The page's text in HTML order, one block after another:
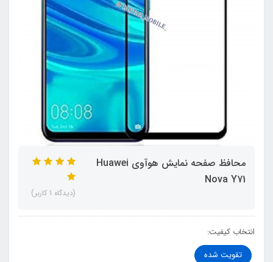
محافظ صفحه نمایش هوآوی Huawei
Nova Y71
(دیدگاه 1 کاربر)
انتخاب کیفیت:
تقویت شده